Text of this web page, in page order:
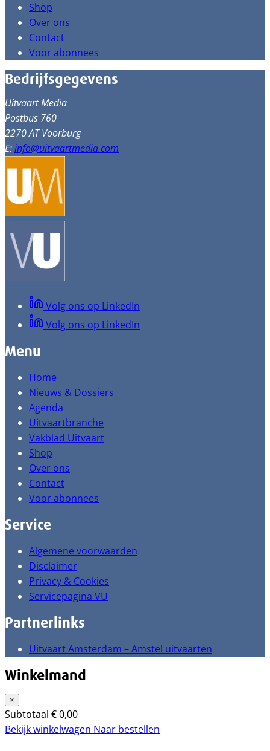
Shop
Over ons
Contact
Voor abonnees
Bedrijfsgegevens
Uitvaart Media
Postbus 760
2270 AT Voorburg
E:info@uitvaartmedia.com
Volg ons op LinkedIn
Volg ons op LinkedIn
Menu
Home
Nieuws & Dossiers
Agenda
Uitvaartbranche
Vakblad Uitvaart
Shop
Over ons
Contact
Voor abonnees
Service
Algemene voorwaarden
Disclaimer
Privacy & Cookies
Servicepagina VU
Partnerlinks
Uitvaart Amsterdam – Amstel uitvaarten
Winkelmand
×
Subtotaal €0,00
Bekijk winkelwagen Naar bestellen